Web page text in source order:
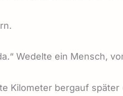
Wedelte ein Mensch,
Kilometer bergauf später